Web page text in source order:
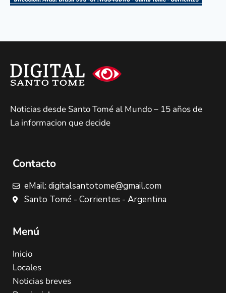
Noticias desde Santo Tomé al Mundo – 15 años de
La informacion que decide
Contacto
eMail: digitalsantotome@gmail.com
Santo Tomé - Corrientes - Argentina
Menú
Inicio
Locales
Noticias breves